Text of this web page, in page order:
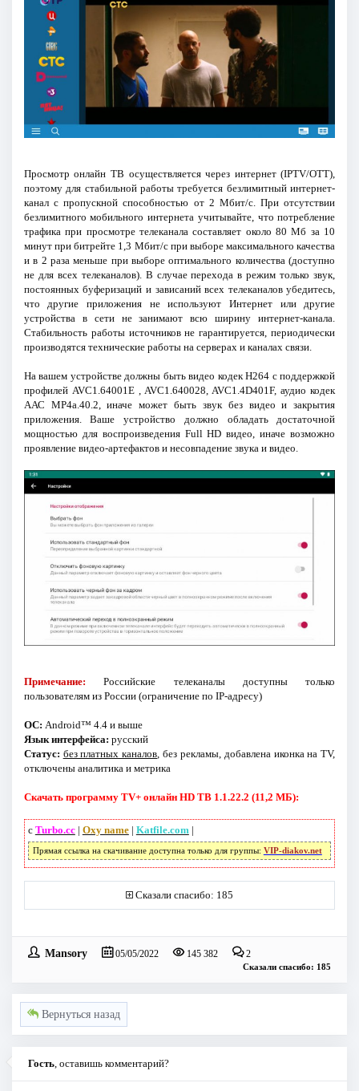
Просмотр онлайн ТВ осуществляется через интернет (IPTV/ОТТ),
поэтому для стабильной работы требуется безлимитный интернет-
канал с пропускной способностью от 2 Мбит/с. При отсутствии
безлимитного мобильного интернета учитывайте, что потребление
трафика при просмотре телеканала составляет около 80 Мб за 10
минут при битрейте 1,3 Мбит/с при выборе максимального качества
и в 2 раза меньше при выборе оптимального количества (доступно
не для всех телеканалов). В случае перехода в режим только звук,
постоянных буферизаций и зависаний всех телеканалов убедитесь,
что другие приложения не используют Интернет или другие
устройства в сети не занимают всю ширину интернет-канала.
Стабильность работы источников не гарантируется, периодически
производятся технические работы на серверах и каналах связи.
На вашем устройстве должны быть видео кодек H264 с поддержкой
профилей AVC1.64001E , AVC1.640028, AVC1.4D401F, аудио кодек
ААС MP4a.40.2, иначе может быть звук без видео и закрытия
приложения. Ваше устройство должно обладать достаточной
мощностью для воспроизведения Full HD видео, иначе возможно
проявление видео-артефактов и несовпадение звука и видео.
Примечание: Российские телеканалы доступны только
пользователям из России (ограничение по IP-адресу)
ОС: Android™ 4.4 и выше
Язык интерфейса: русский
Статус: без платных каналов, без рекламы, добавлена иконка на TV,
отключены аналитика и метрика
Скачать программу TV+ онлайн HD ТВ 1.1.22.2 (11,2 МБ):
с Turbo.cc| Oxy name| Katfile.com|
Прямая ссылка на скачивание доступна только для группы: VIP-diakov.net
Сказали спасибо: 185
Mansory 05/05/2022 145 382 2
Сказали спасибо: 185
Вернуться назад
Гость, оставишь комментарий?